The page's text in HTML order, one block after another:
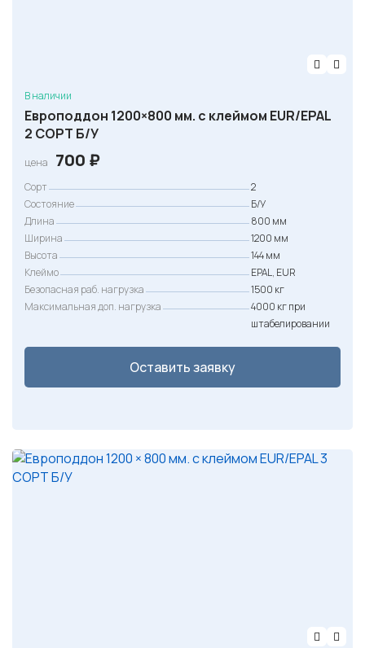
В наличии
Европоддон 1200×800 мм. с клеймом EUR/EPAL
2 СОРТ Б/У
цена 700 ₽
Сорт
2
Состояние
Б/У
Длина
800 мм
Ширина
1200 мм
Высота
144 мм
Клеймо
EPAL, EUR
Безопасная раб. нагрузка
1500 кг
Максимальная доп. нагрузка
4000 кг при
штабелировании
Оставить заявку